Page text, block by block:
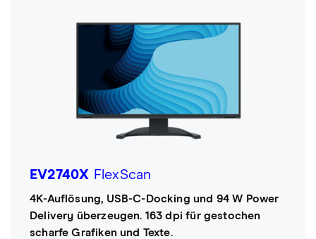
EV2740X FlexScan
4K-Auflösung, USB-C-Docking und 94 W Power
Delivery überzeugen. 163 dpi für gestochen
scharfe Grafiken und Texte.